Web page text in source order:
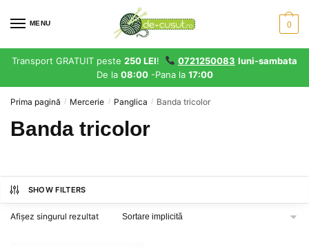
MENU 0
Transport GRATUIT peste250 LEI! 0721250083 luni-sambata
De la 08:00-Pana la 17:00
Prima pagină / Mercerie / Panglica / Banda tricolor
Banda tricolor
SHOW FILTERS
Afișez singurul rezultat